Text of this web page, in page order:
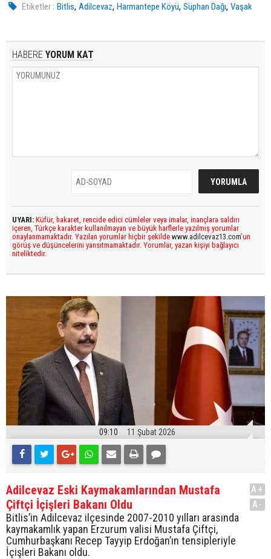
Etiketler : Bitlis,Adilcevaz,Harmantepe Köyü,Süphan Dağı,Vaşak
HABERE YORUM KAT
UYARI: Küfür, hakaret, rencide edici cümleler veya imalar, inançlara saldırı
içeren, Türkçe karakter kullanılmayan ve büyük harflerle yazılmış yorumlar
onaylanmamaktadır. Yazılan yorumlar hiçbir şekilde www.adilcevaz13.com’un
görüş ve düşüncelerini yansıtmamaktadır. Yorumlar, yazan kişiyi bağlayıcı
niteliktedir.
09:10 11 Şubat 2026
Adilcevaz Eski Kaymakamlarından Mustafa
Çiftçi İçişleri Bakanı Oldu
Bitlis’in Adilcevaz ilçesinde 2007-2010 yılları arasında
kaymakamlık yapan Erzurum valisi Mustafa Çiftçi,
Cumhurbaşkanı Recep Tayyip Erdoğan’ın tensipleriyle
İçişleri Bakanı oldu.
A+
A-